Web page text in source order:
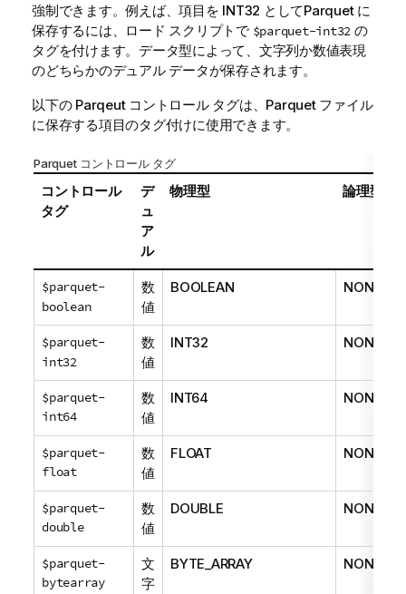
強制できます。例えば、項目を INT32 としてParquet に
保存するには、ロード スクリプトで $parquet-int32 の
タグを付けます。データ型によって、文字列か数値表現
のどちらかのデュアル データが保存されます。
以下の Parqeut コントロール タグは、Parquet ファイル
に保存する項目のタグ付けに使用できます。
Parquet コントロール タグ
コントロール
タグ
デ
ュ
ア
ル
物理型 論理型
$parquet-
boolean
数
値
BOOLEAN NONE
$parquet-
int32
数
値
INT32 NONE
$parquet-
int64
数
値
INT64 NONE
$parquet-
float
数
値
FLOAT NONE
$parquet-
double
数
値
DOUBLE NONE
$parquet-
bytearray
文
字
BYTE_ARRAY NONE